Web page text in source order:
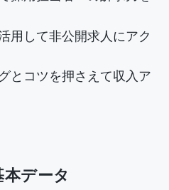
用して非公開求人にアク
とコツを押さえて収入ア
データ